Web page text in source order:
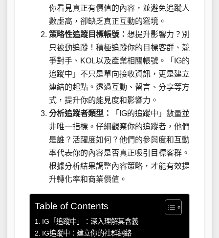
你看見真正有價值的內容，並避免追蹤人
數虛高，卻缺乏真正互動的窘境。
策略性追蹤目標帳號： 想提升影響力？別
只被動追蹤！積極追蹤你的目標客群、競
爭對手、KOL以及產業相關帳號。「IG的
追蹤中」不只是單向接收資訊，更是建立
連結的起點。透過互動、留言、分享等方
式，提升你的能見度和影響力。
分析追蹤者類型：
「IG的追蹤中」數量並
非唯一指標。仔細觀察你的追蹤者，他們
是誰？活躍度如何？他們的參與度和互動
率代表你的內容是否真正吸引目標客群。
根據分析結果調整內容策略，才能有效提
升轉化率和商業價值。
Table of Contents
IG「追蹤中」：深入理解其含義
IG追蹤中：建立你的社群網絡